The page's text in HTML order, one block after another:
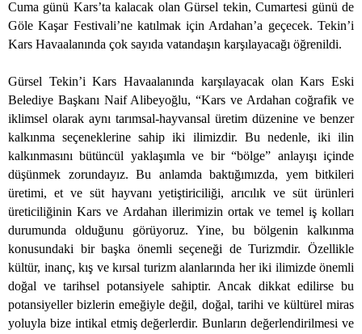
Cuma günü Kars’ta kalacak olan Gürsel tekin, Cumartesi günü de
Göle Kaşar Festivali’ne katılmak için Ardahan’a geçecek. Tekin’i
Kars Havaalanında çok sayıda vatandaşın karşılayacağı öğrenildi.
Gürsel Tekin’i Kars Havaalanında karşılayacak olan Kars Eski
Belediye Başkanı Naif Alibeyoğlu, “Kars ve Ardahan coğrafik ve
iklimsel olarak aynı tarımsal-hayvansal üretim düzenine ve benzer
kalkınma seçeneklerine sahip iki ilimizdir. Bu nedenle, iki ilin
kalkınmasını bütüncül yaklaşımla ve bir “bölge” anlayışı içinde
düşünmek zorundayız. Bu anlamda baktığımızda, yem bitkileri
üretimi, et ve süt hayvanı yetiştiriciliği, arıcılık ve süt ürünleri
üreticiliğinin Kars ve Ardahan illerimizin ortak ve temel iş kolları
durumunda olduğunu görüyoruz. Yine, bu bölgenin kalkınma
konusundaki bir başka önemli seçeneği de Turizmdir. Özellikle
kültür, inanç, kış ve kırsal turizm alanlarında her iki ilimizde önemli
doğal ve tarihsel potansiyele sahiptir. Ancak dikkat edilirse bu
potansiyeller bizlerin emeğiyle değil, doğal, tarihi ve kültürel miras
yoluyla bize intikal etmiş değerlerdir. Bunların değerlendirilmesi ve